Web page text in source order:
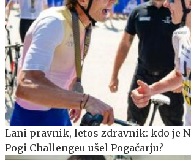
Lani pravnik, letos zdravnik: kdo je
Pogi Challengeu ušel Pogačarju?